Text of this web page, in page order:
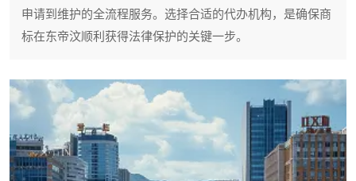
申请到维护的全流程服务。选择合适的代办机构，是确保商
标在东帝汶顺利获得法律保护的关键一步。